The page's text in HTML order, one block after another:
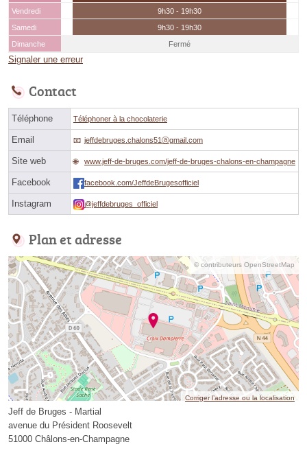
Vendredi
9h30 - 19h30
Samedi
9h30 - 19h30
Dimanche
Fermé
Signaler une erreur
Contact
Téléphone Téléphoner à la chocolaterie
Email jeffdebruges.chalons51ⓐgmail.com
Site web www.jeff-de-bruges.com/jeff-de-bruges-chalons-en-champagne
Facebook facebook.com/JeffdeBrugesofficiel
Instagram @jeffdebruges_officiel
Plan et adresse
© contributeurs OpenStreetMap
Corriger l’adresse ou la localisation
Jeff de Bruges - Martial
avenue du Président Roosevelt
51000 Châlons-en-Champagne